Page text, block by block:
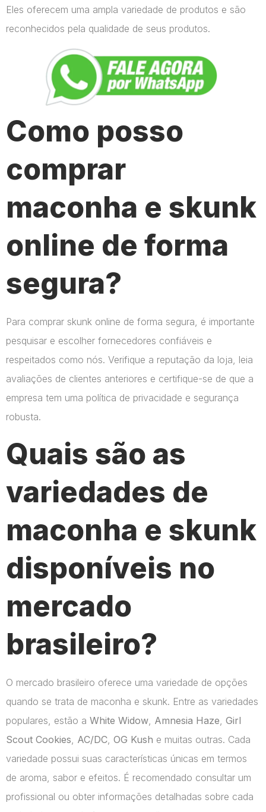
Eles oferecem uma ampla variedade de produtos e são
reconhecidos pela qualidade de seus produtos.
Como posso
comprar
maconha e skunk
online de forma
segura?
Para comprar skunk online de forma segura, é importante
pesquisar e escolher fornecedores confiáveis e
respeitados como nós. Verifique a reputação da loja, leia
avaliações de clientes anteriores e certifique-se de que a
empresa tem uma política de privacidade e segurança
robusta.
Quais são as
variedades de
maconha e skunk
disponíveis no
mercado
brasileiro?
O mercado brasileiro oferece uma variedade de opções
quando se trata de maconha e skunk. Entre as variedades
populares, estão a White Widow Amnesia Haze Girl
Scout Cookies AC/DC OG Kush e muitas outras. Cada
variedade possui suas características únicas em termos
de aroma, sabor e efeitos. É recomendado consultar um
profissional ou obter informações detalhadas sobre cada